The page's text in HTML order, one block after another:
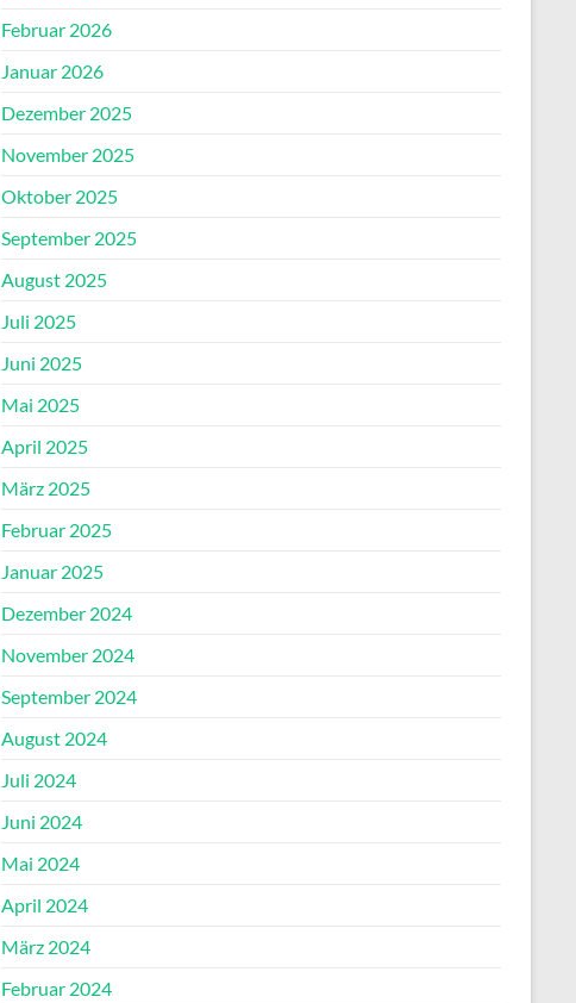
Februar 2026
Januar 2026
Dezember 2025
November 2025
Oktober 2025
September 2025
August 2025
Juli 2025
Juni 2025
Mai 2025
April 2025
März 2025
Februar 2025
Januar 2025
Dezember 2024
November 2024
September 2024
August 2024
Juli 2024
Juni 2024
Mai 2024
April 2024
März 2024
Februar 2024